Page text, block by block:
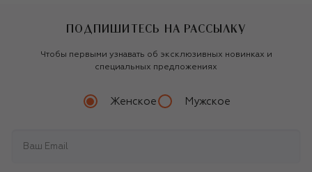
ПОДПИШИТЕСЬ НА РАССЫЛКУ
Чтобы первыми узнавать об эксклюзивных новинках и
специальных предложениях
Женское Мужское